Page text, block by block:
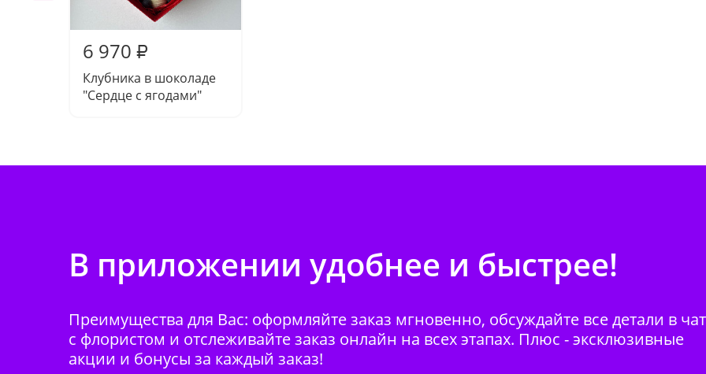
6 970 ₽
Клубника в шоколаде
"Сердце с ягодами"
В приложении удобнее и быстрее!
Преимущества для Вас: оформляйте заказ мгновенно, обсуждайте все детали в
с флористом и отслеживайте заказ онлайн на всех этапах. Плюс - эксклюзивные
акции и бонусы за каждый заказ!